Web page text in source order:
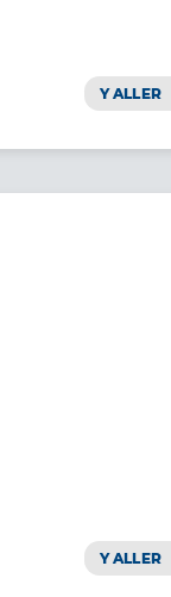
Y ALLER
Y ALLER